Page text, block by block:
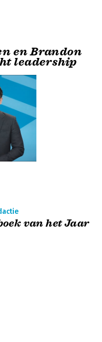
en Brandon
leadership
van het Jaar